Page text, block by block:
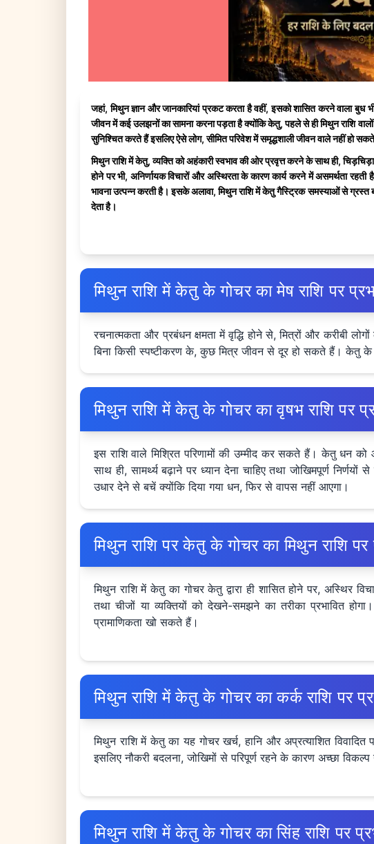
जहां, मिथुन ज्ञान और जानकारियां प्रकट करता है वहीं, इसको शासित करने वाला बुध
जीवन में कई उलझनों का सामना करना पड़ता है क्योंकि केतु, पहले से ही मिथुन राशि
सुनिश्चित करते हैं इसलिए ऐसे लोग, सीमित परिवेश में समृद्धशाली जीवन वाले नहीं हो
मिथुन राशि में केतु, व्यक्ति को अहंकारी स्वभाव की ओर प्रवृत्त करने के साथ ही,
होने पर भी, अनिर्णायक विचारों और अस्थिरता के कारण कार्य करने में असमर्थता
भावना उत्पन्न करती है। इसके अलावा, मिथुन राशि में केतु गैस्ट्रिक समस्याओं से ग्रस्त
देता है।
मिथुन राशि में केतु के गोचर का मेष राशि पर
रचनात्मकता और प्रबंधन क्षमता में वृद्धि होने से, मित्रों और करीबी
बिना किसी स्पष्टीकरण के, कुछ मित्र जीवन से दूर हो सकते हैं। केतु
मिथुन राशि में केतु के गोचर का वृषभ राशि
इस राशि वाले मिश्रित परिणामों की उम्मीद कर सकते हैं। केतु धन को
साथ ही, सामर्थ्य बढ़ाने पर ध्यान देना चाहिए तथा जोखिमपूर्ण
उधार देने से बचें क्योंकि दिया गया धन, फिर से वापस नहीं आएगा।
मिथुन राशि पर केतु के गोचर का मिथुन राशि
मिथुन राशि में केतु का गोचर केतु द्वारा ही शासित होने पर,
तथा चीजों या व्यक्तियों को देखने-समझने का तरीका प्रभावित
प्रामाणिकता खो सकते हैं।
मिथुन राशि में केतु के गोचर का कर्क राशि
मिथुन राशि में केतु का यह गोचर खर्च, हानि और अप्रत्याशित विवादित
इसलिए नौकरी बदलना, जोखिमों से परिपूर्ण रहने के कारण अच्छा
मिथुन राशि में केतु के गोचर का सिंह राशि